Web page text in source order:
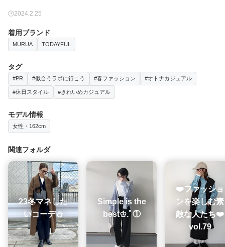
2024.2.25
着用ブランド
MURUA TODAYFUL
タグ
#PR #似合うラボに行こう #春ファッション #オトナカジュアル
#休日スタイル #きれいめカジュアル
モデル情報
女性・162cm
関連フォルダ
23冬マネした
いコーデ⛄️
Simple is the
best♔.ﾟ①
❤️ファッショ
ンを楽しむ素
敵な人たち❤️
vol.79